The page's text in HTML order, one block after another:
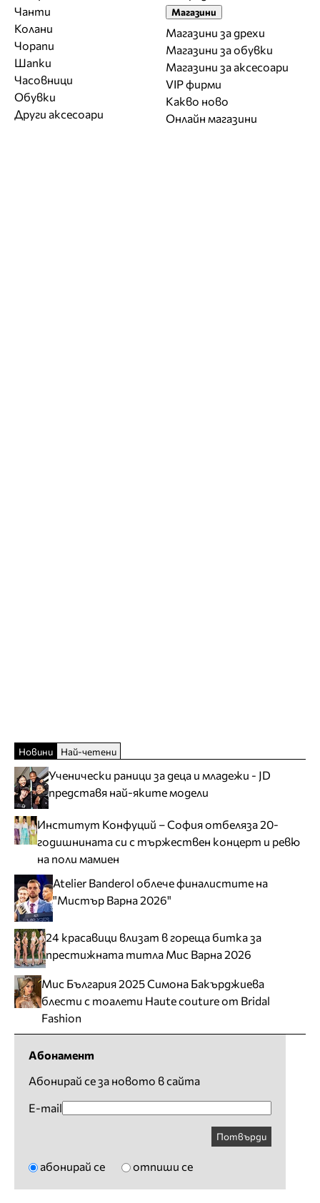
Чанти
Колани
Чорапи
Шапки
Часовници
Обувки
Други аксесоари
Магазини
Магазини за дрехи
Магазини за обувки
Магазини за aксесоари
VIP фирми
Какво ново
Онлайн магазини
Новини Най-четени
Ученически раници за деца и младежи - JD
представя най-яките модели
Институт Конфуций – София отбеляза 20-
годишнината си с тържествен концерт и ревю
на поли мамиен
Atelier Banderol облече финалистите на
"Мистър Варна 2026"
24 красавици влизат в гореща битка за
престижната титла Мис Варна 2026
Мис България 2025 Симона Бакърджиева
блести с тоалети Haute couture от Bridal
Fashion
Абонамент
Абонирай се за новото в сайта
E-mail
Потвърди
абонирай се отпиши се